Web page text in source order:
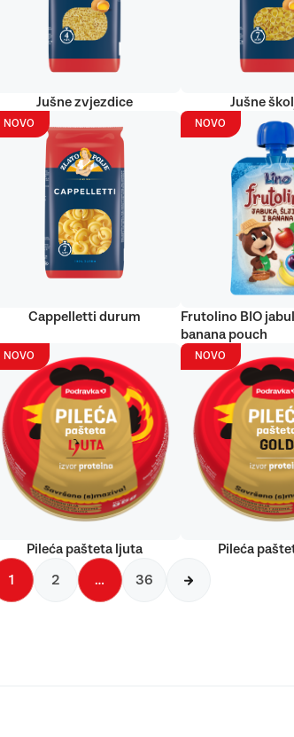
Jušne zvjezdice Jušne
NOVO
Cappelletti durum
NOVO
Frutolino BIO
banana pouch
NOVO
Pileća pašteta ljuta
NOVO
Pileća
1 2 … 36